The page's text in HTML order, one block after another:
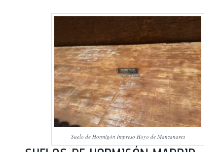
Suelo de Hormigón Impreso Hoyo de Manzanares